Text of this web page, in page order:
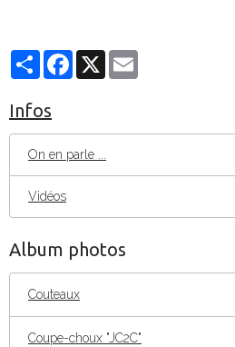
PartagerFacebook
X
Infos
On en parle ...
Vidéos
Album photos
Couteaux
Coupe-choux "JC2C"